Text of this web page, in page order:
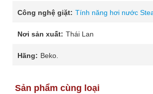
Công nghệ giặt: Tính năng hơi nước
Nơi sản xuất: Thái Lan
Hãng: Beko.
Sản phẩm cùng loại